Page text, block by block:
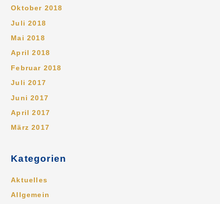
Oktober 2018
Juli 2018
Mai 2018
April 2018
Februar 2018
Juli 2017
Juni 2017
April 2017
März 2017
Kategorien
Aktuelles
Allgemein